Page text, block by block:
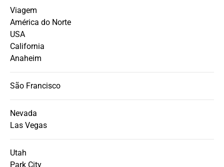
Viagem
América do Norte
USA
California
Anaheim
São Francisco
Nevada
Las Vegas
Utah
Park City